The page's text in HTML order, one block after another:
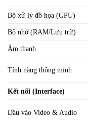
Bộ xử lý đồ họa (GPU)
Bộ nhớ (RAM/Lưu trữ)
Âm thanh
Tính năng thông minh
Kết nối (Interface)
Đầu vào Video & Audio